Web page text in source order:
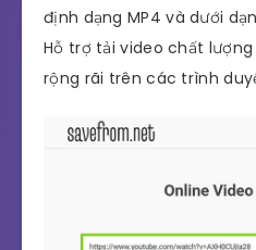
định dạng MP4 và dưới
Hỗ trợ tải video chất
rộng rãi trên các trình